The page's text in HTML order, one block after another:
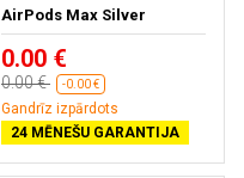
AirPods Max Silver
0.00 €
0.00 € -0.00 €
Gandrīz izpārdots
24 MĒNEŠU GARANTIJA